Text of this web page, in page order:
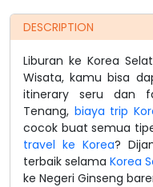
DESCRIPTION
Liburan ke Korea
Wisata, kamu bisa
itinerary seru dan
Tenang, biaya trip
cocok buat semua
travel ke Korea?
terbaik selamaKorea
ke Negeri Ginseng